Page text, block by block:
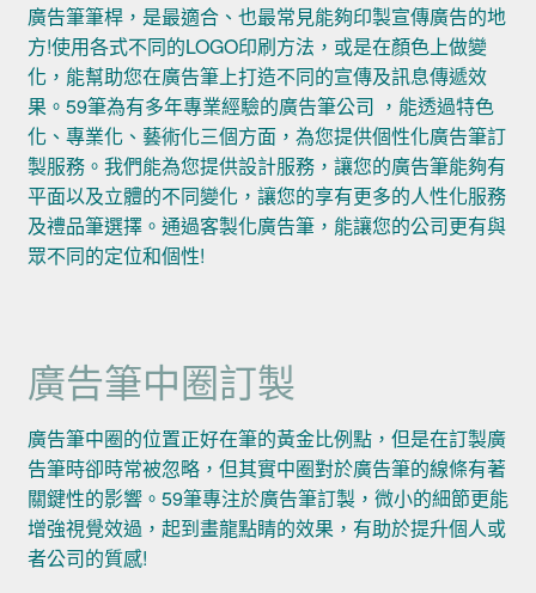
廣告筆筆桿，是最適合、也最常見能夠印製宣傳廣告的地
方!使用各式不同的LOGO印刷方法，或是在顏色上做變
化，能幫助您在廣告筆上打造不同的宣傳及訊息傳遞效
果。59筆為有多年專業經驗的廣告筆公司 ，能透過特色
化、專業化、藝術化三個方面，為您提供個性化廣告筆訂
製服務。我們能為您提供設計服務，讓您的廣告筆能夠有
平面以及立體的不同變化，讓您的享有更多的人性化服務
及禮品筆選擇。通過客製化廣告筆，能讓您的公司更有與
眾不同的定位和個性!
廣告筆中圈訂製
廣告筆中圈的位置正好在筆的黃金比例點，但是在訂製廣
告筆時卻時常被忽略，但其實中圈對於廣告筆的線條有著
關鍵性的影響。59筆專注於廣告筆訂製，微小的細節更能
增強視覺效過，起到畫龍點睛的效果，有助於提升個人或
者公司的質感!